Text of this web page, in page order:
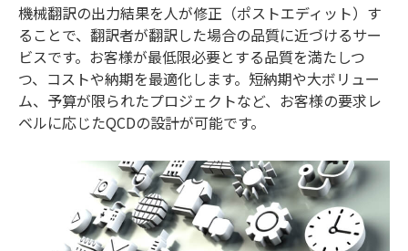
機械翻訳の出力結果を人が修正（ポストエディット）す
ることで、翻訳者が翻訳した場合の品質に近づけるサー
ビスです。お客様が最低限必要とする品質を満たしつ
つ、コストや納期を最適化します。短納期や大ボリュー
ム、予算が限られたプロジェクトなど、お客様の要求レ
ベルに応じたQCDの設計が可能です。